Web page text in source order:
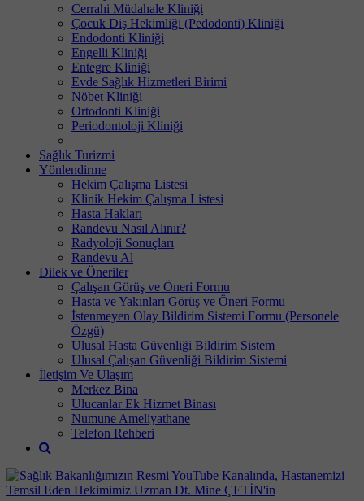
Cerrahi Müdahale Kliniği
Çocuk Diş Hekimliği (Pedodonti) Kliniği
Endodonti Kliniği
Engelli Kliniği
Entegre Kliniği
Evde Sağlık Hizmetleri Birimi
Nöbet Kliniği
Ortodonti Kliniği
Periodontoloji Kliniği
Sağlık Turizmi
Yönlendirme
Hekim Çalışma Listesi
Klinik Hekim Çalışma Listesi
Hasta Hakları
Randevu Nasıl Alınır?
Radyoloji Sonuçları
Randevu Al
Dilek ve Öneriler
Çalışan Görüş ve Öneri Formu
Hasta ve Yakınları Görüş ve Öneri Formu
İstenmeyen Olay Bildirim Sistemi Formu (Personele
Özgü)
Ulusal Hasta Güvenliği Bildirim Sistem
Ulusal Çalışan Güvenliği Bildirim Sistemi
İletişim Ve Ulaşım
Merkez Bina
Ulucanlar Ek Hizmet Binası
Numune Ameliyathane
Telefon Rehberi